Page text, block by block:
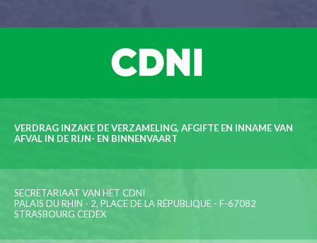
VERDRAG INZAKE DE VERZAMELING, AFGIFTE EN INNAME VAN
AFVAL IN DE RIJN- EN BINNENVAART
SECRETARIAAT VAN HET CDNI
PALAIS DU RHIN - 2, PLACE DE LA RÉPUBLIQUE - F-67082
STRASBOURG CEDEX